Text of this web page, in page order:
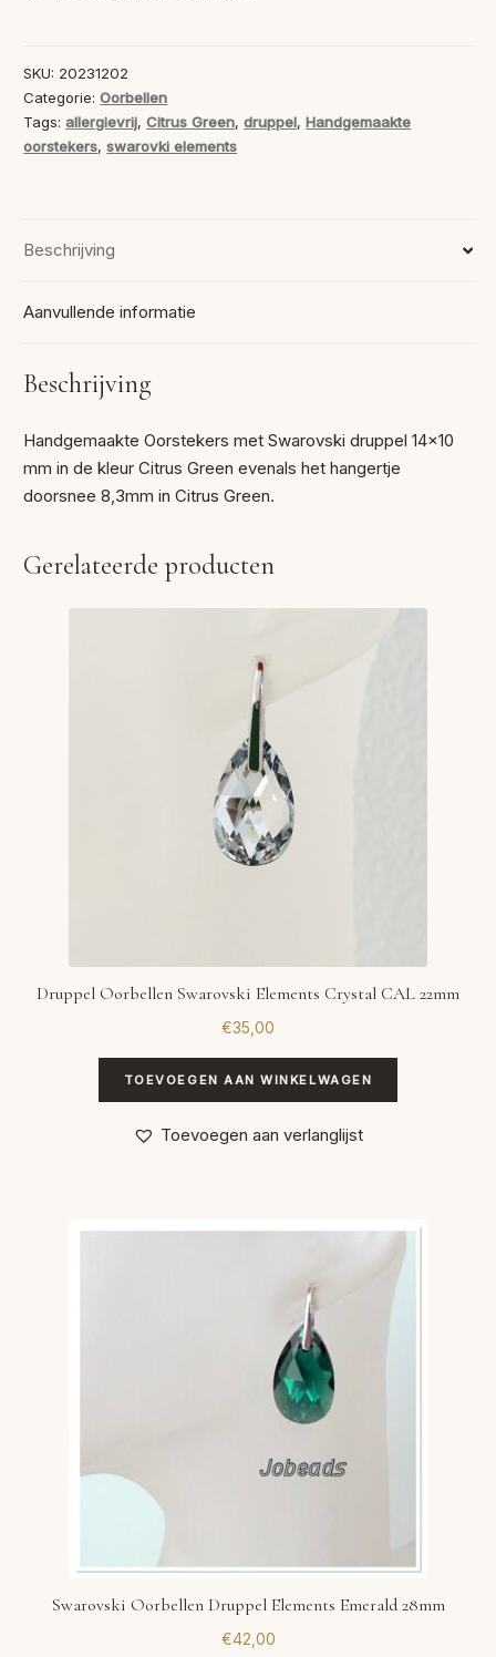
SKU: 20231202
Categorie:Oorbellen
Tags:allergievrij,Citrus Green,druppel,Handgemaakte
oorstekers,swarovki elements
Beschrijving
Aanvullende informatie
Beschrijving
Handgemaakte Oorstekers met Swarovski druppel 14×10
mm in de kleur Citrus Green evenals het hangertje
doorsnee 8,3mm in Citrus Green.
Gerelateerde producten
Druppel Oorbellen Swarovski Elements Crystal CAL 22mm
€35,00
TOEVOEGEN AAN WINKELWAGEN
Toevoegen aan verlanglijst
Swarovski Oorbellen Druppel Elements Emerald 28mm
€42,00